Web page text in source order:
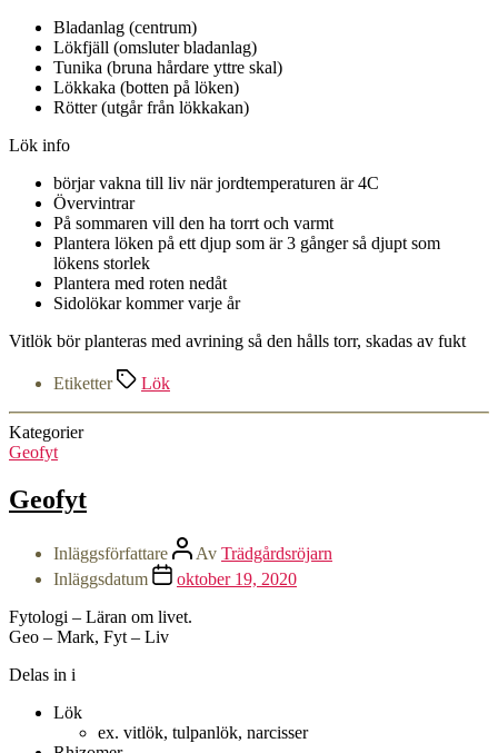
Bladanlag (centrum)
Lökfjäll (omsluter bladanlag)
Tunika (bruna hårdare yttre skal)
Lökkaka (botten på löken)
Rötter (utgår från lökkakan)
Lök info
börjar vakna till liv när jordtemperaturen är 4C
Övervintrar
På sommaren vill den ha torrt och varmt
Plantera löken på ett djup som är 3 gånger så djupt som
lökens storlek
Plantera med roten nedåt
Sidolökar kommer varje år
Vitlök bör planteras med avrining så den hålls torr, skadas av fukt
Etiketter Lök
Kategorier
Geofyt
Geofyt
Inläggsförfattare Av Trädgårdsröjarn
Inläggsdatum
oktober 19, 2020
Fytologi – Läran om livet.
Geo – Mark, Fyt – Liv
Delas in i
Lök
ex. vitlök, tulpanlök, narcisser